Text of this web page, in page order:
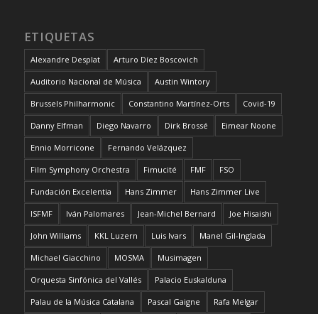
ETIQUETAS
Alexandre Desplat Arturo Díez Boscovich
Auditorio Nacional de Música Austin Wintory
Brussels Philharmonic Constantino Martínez-Orts Covid-19
Danny Elfman Diego Navarro Dirk Brossé Eimear Noone
Ennio Morricone Fernando Velázquez
Film Symphony Orchestra Fimucité FMF FSO
Fundación Excelentia Hans Zimmer Hans Zimmer Live
ISFMF Iván Palomares Jean-Michel Bernard Joe Hisaishi
John Williams KKL Luzern Luis Ivars Manel Gil-Inglada
Michael Giacchino MOSMA Musimagen
Orquesta Sinfónica del Vallés Palacio Euskalduna
Palau de la Música Catalana Pascal Gaigne Rafa Melgar